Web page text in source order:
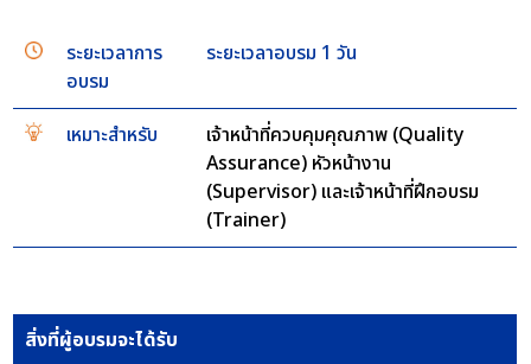
ระยะเวลาการ
อบรม
ระยะเวลาอบรม 1 วัน
เหมาะสำหรับ
เจ้าหน้าที่ควบคุมคุณภาพ (Quality
Assurance) หัวหน้างาน
(Supervisor) และเจ้าหน้าที่ฝึกอบรม
(Trainer)
สิ่งที่ผู้อบรมจะได้รับ